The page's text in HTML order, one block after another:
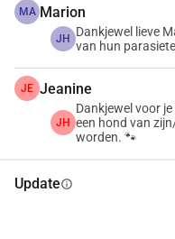
MA Marion
JH
Dankjewel lieve
van hun
JE Jeanine
JH
Dankjewel voor
een hond van
worden. 🐾
Updateinfo